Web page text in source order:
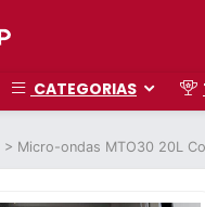
CATEGORIAS
> Micro-ondas MTO30 20L